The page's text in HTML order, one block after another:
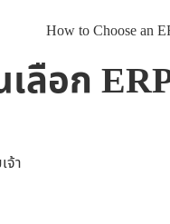
ลือก
จ้า